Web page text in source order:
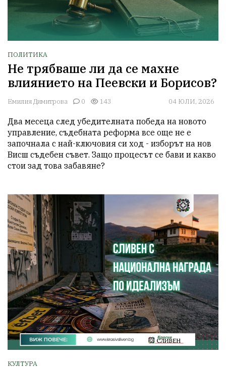
ПОЛИТИКА
Не трябваше ли да се махне
влиянието на Пеевски и Борисов?
Емилия Димитрова 0 143 04 ЮЛИ, 2026
Два месеца след убедителната победа на новото
управление, съдебната реформа все още не е
започнала с най-ключовия си ход - изборът на нов
Висш съдебен съвет. Защо процесът се бави и какво
стои зад това забавяне?
КУЛТУРА